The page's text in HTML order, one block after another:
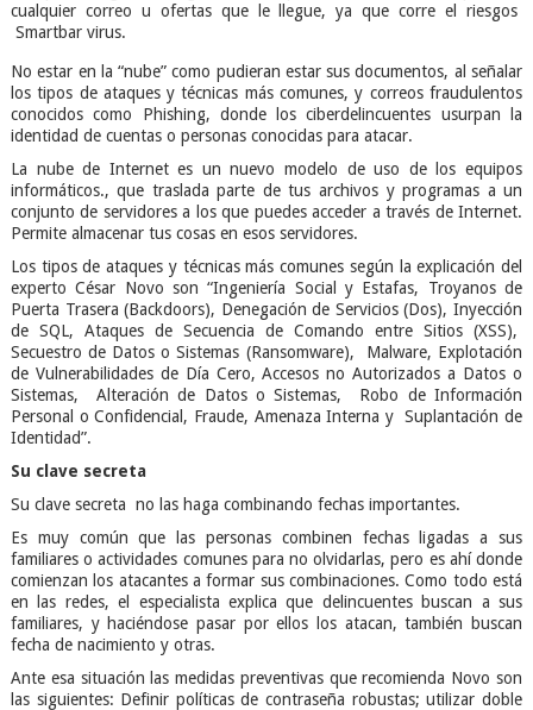
cualquier correo u ofertas que le llegue, ya que corre el riesgos
Smartbar virus.
No estar en la “nube” como pudieran estar sus documentos, al señalar
los tipos de ataques y técnicas más comunes, y correos fraudulentos
conocidos como Phishing, donde los ciberdelincuentes usurpan la
identidad de cuentas o personas conocidas para atacar.
La nube de Internet es un nuevo modelo de uso de los equipos
informáticos., que traslada parte de tus archivos y programas a un
conjunto de servidores a los que puedes acceder a través de Internet.
Permite almacenar tus cosas en esos servidores.
Los tipos de ataques y técnicas más comunes según la explicación del
experto César Novo son “Ingeniería Social y Estafas, Troyanos de
Puerta Trasera (Backdoors), Denegación de Servicios (Dos), Inyección
de SQL, Ataques de Secuencia de Comando entre Sitios (XSS),
Secuestro de Datos o Sistemas (Ransomware), Malware, Explotación
de Vulnerabilidades de Día Cero, Accesos no Autorizados a Datos o
Sistemas, Alteración de Datos o Sistemas, Robo de Información
Personal o Confidencial, Fraude, Amenaza Interna y Suplantación de
Identidad”.
Su clave secreta
Su clave secreta no las haga combinando fechas importantes.
Es muy común que las personas combinen fechas ligadas a sus
familiares o actividades comunes para no olvidarlas, pero es ahí donde
comienzan los atacantes a formar sus combinaciones. Como todo está
en las redes, el especialista explica que delincuentes buscan a sus
familiares, y haciéndose pasar por ellos los atacan, también buscan
fecha de nacimiento y otras.
Ante esa situación las medidas preventivas que recomienda Novo son
las siguientes: Definir políticas de contraseña robustas; utilizar doble